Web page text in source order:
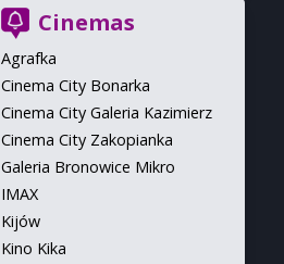
Cinemas
Agrafka
Cinema City Bonarka
Cinema City Galeria Kazimierz
Cinema City Zakopianka
Galeria Bronowice Mikro
IMAX
Kijów
Kino Kika